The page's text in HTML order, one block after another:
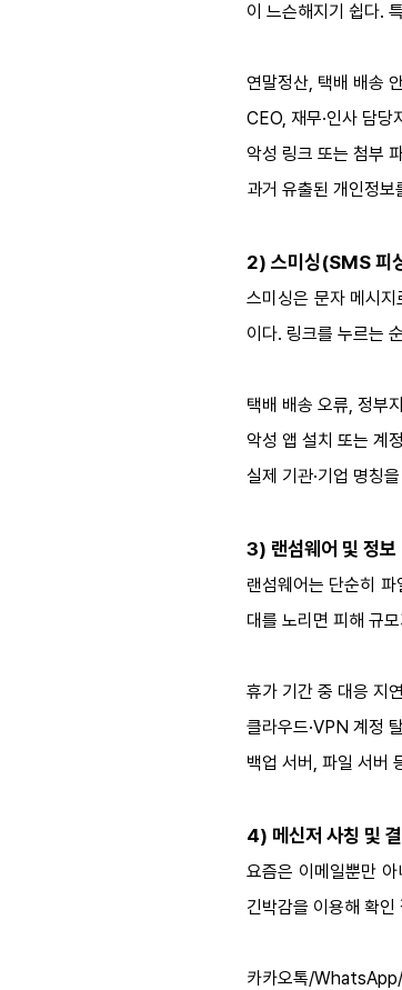
이 느슨해지기 쉽다.
연말정산, 택배 배송
CEO, 재무·인사 담당
악성 링크 또는 첨부
과거 유출된 개인정
2) 스미싱(SMS 피
스미싱은 문자 메시지
이다. 링크를 누르는
택배 배송 오류, 정부
악성 앱 설치 또는 계
실제 기관·기업 명칭
3) 랜섬웨어 및 정보
랜섬웨어는 단순히
대를 노리면 피해 규
휴가 기간 중 대응 지
클라우드·VPN 계정
백업 서버, 파일 서버
4) 메신저 사칭 및 결
요즘은 이메일뿐만
긴박감을 이용해 확
카카오톡/WhatsApp/